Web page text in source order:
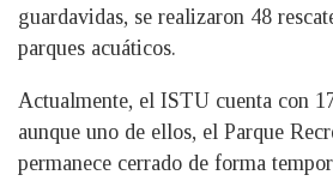
guardavidas, se realizaron 48
parques acuáticos.
Actualmente, el ISTU cuenta con
aunque uno de ellos, el Parque
permanece cerrado de forma